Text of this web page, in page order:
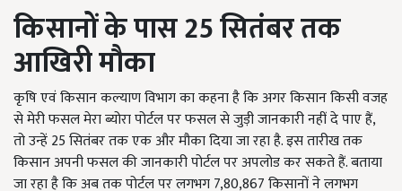
किसानों के पास 25सितंबर तक
आखिरी मौका
कृषि एवं किसान कल्याण विभाग का कहना है कि अगर किसान किसी वजह
से मेरी फसल मेरा ब्योरा पोर्टल पर फसल से जुड़ी जानकारी नहीं दे पाए हैं,
तो उन्हें 25 सितंबर तक एक और मौका दिया जा रहा है. इस तारीख तक
किसान अपनी फसल की जानकारी पोर्टल पर अपलोड कर सकते हैं. बताया
जा रहा है कि अब तक पोर्टल पर लगभग 7,80,867 किसानों ने लगभग